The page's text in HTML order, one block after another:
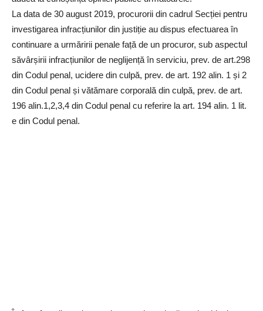
La data de 30 august 2019, procurorii din cadrul Secției pentru
investigarea infracțiunilor din justiție au dispus efectuarea în
continuare a urmăririi penale față de un procuror, sub aspectul
săvârșirii infracțiunilor de neglijență în serviciu, prev. de art.298
din Codul penal, ucidere din culpă, prev. de art. 192 alin. 1 și 2
din Codul penal și vătămare corporală din culpă, prev. de art.
196 alin.1,2,3,4 din Codul penal cu referire la art. 194 alin. 1 lit.
e din Codul penal.